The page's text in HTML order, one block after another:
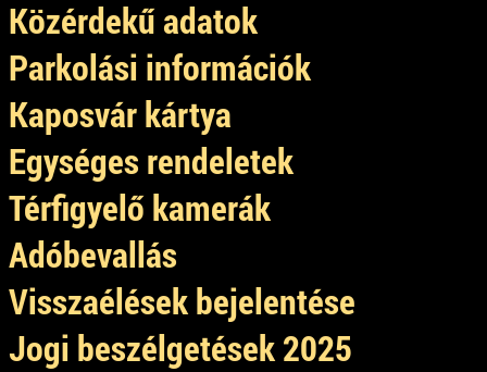
Közérdekű adatok
Parkolási információk
Kaposvár kártya
Egységes rendeletek
Térfigyelő kamerák
Adóbevallás
Visszaélések bejelentése
Jogi beszélgetések 2025